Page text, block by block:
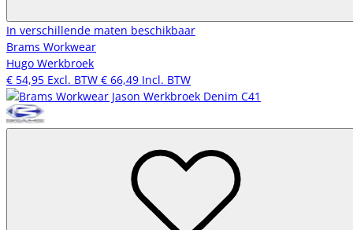
In verschillende maten beschikbaar
Brams Workwear
Hugo Werkbroek
€ 54,95 Excl. BTW € 66,49 Incl. BTW